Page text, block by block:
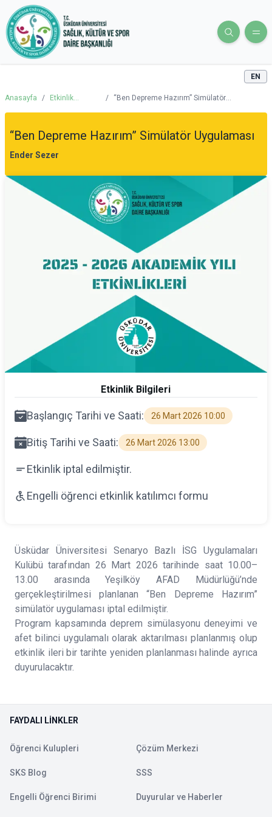
EN
Anasayfa /
Etkinlik
/
“Ben Depreme Hazırım” Simülatör
“Ben Depreme Hazırım” Simülatör Uygulaması
Ender Sezer
Etkinlik Bilgileri
Başlangıç Tarihi ve Saati: 26 Mart 2026 10:00
Bitiş Tarihi ve Saati: 26 Mart 2026 13:00
Etkinlik iptal edilmiştir.
Engelli öğrenci etkinlik katılımcı formu
Üsküdar Üniversitesi Senaryo Bazlı İSG Uygulamaları
Kulübü tarafından 26 Mart 2026 tarihinde saat 10.00–
13.00 arasında Yeşilköy AFAD Müdürlüğü’nde
gerçekleştirilmesi planlanan “Ben Depreme Hazırım”
simülatör uygulaması iptal edilmiştir.
Program kapsamında deprem simülasyonu deneyimi ve
afet bilinci uygulamalı olarak aktarılması planlanmış olup
etkinlik ileri bir tarihte yeniden planlanması halinde ayrıca
duyurulacaktır.
FAYDALI LINKLER
Öğrenci Kulupleri Çözüm Merkezi
SKS Blog SSS
Engelli Öğrenci Birimi Duyurular ve Haberler